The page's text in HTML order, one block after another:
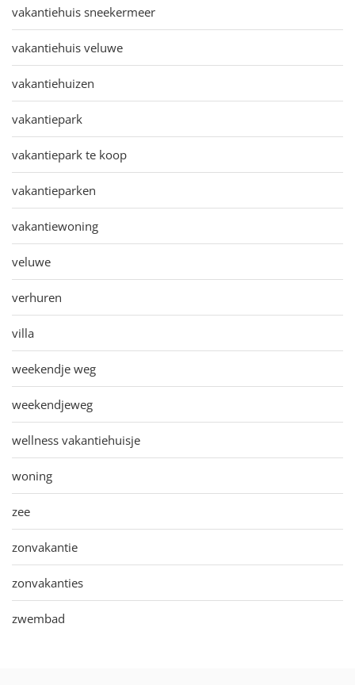
vakantiehuis sneekermeer
vakantiehuis veluwe
vakantiehuizen
vakantiepark
vakantiepark te koop
vakantieparken
vakantiewoning
veluwe
verhuren
villa
weekendje weg
weekendjeweg
wellness vakantiehuisje
woning
zee
zonvakantie
zonvakanties
zwembad